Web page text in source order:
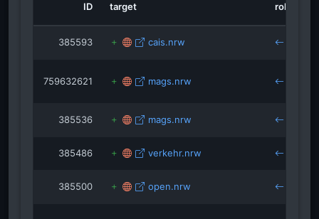
andersnoren.se
ID target role
385593 cais.nrw
759632621 mags.nrw
385536 mags.nrw
385486 verkehr.nrw
385500 open.nrw